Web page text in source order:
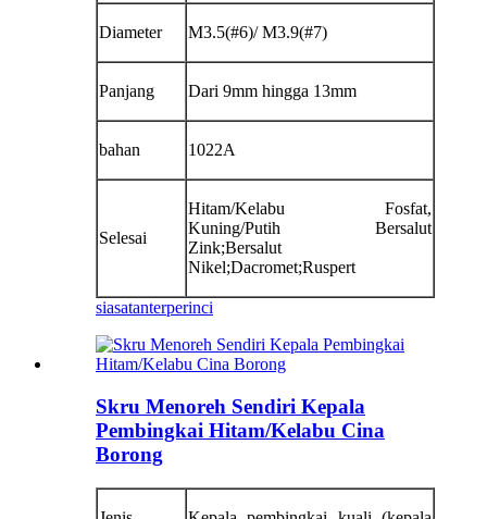
Diameter M3.5(#6)/ M3.9(#7)
Panjang Dari 9mm hingga 13mm
bahan 1022A
Selesai
Hitam/Kelabu Fosfat,
Kuning/Putih Bersalut
Zink;Bersalut
Nikel;Dacromet;Ruspert
siasatanterperinci
Skru Menoreh Sendiri Kepala
Pembingkai Hitam/Kelabu Cina
Borong